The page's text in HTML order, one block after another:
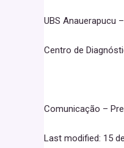
UBS Anauerapucu
Centro de
Comunicação –
Last modified: 15